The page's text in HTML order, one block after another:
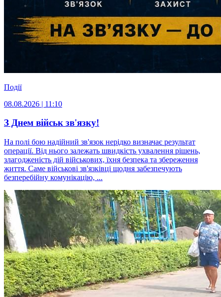
Події
08.08.2026 | 11:10
З Днем військ зв'язку!
На полі бою надійний зв'язок нерідко визначає результат
операції. Від нього залежать швидкість ухвалення рішень,
злагодженість дій військових, їхня безпека та збереження
життя. Саме військові зв'язківці щодня забезпечують
безперебійну комунікацію, ...